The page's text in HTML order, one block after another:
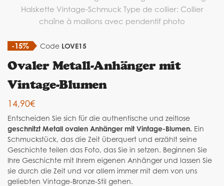
-15% Code LOVE15
Ovaler Metall-Anhänger mit
Vintage-Blumen
14,90€
Entscheiden Sie sich für die authentische und zeitlose
geschnitzt Metall ovalen Anhänger mit Vintage-Blumen. Ein
Schmuckstück, das die Zeit überquert und erzählt seine
Geschichte teilen das Foto, das Sie in setzen. Beginnen Sie
Ihre Geschichte mit Ihrem eigenen Anhänger und lassen Sie
sie durch die Zeit und vor allem immer mit dem von uns
geliebten Vintage-Bronze-Stil gehen.